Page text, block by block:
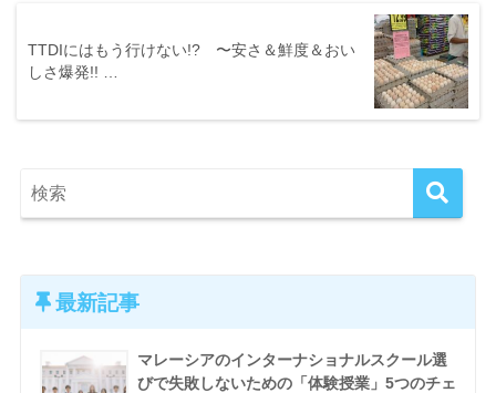
TTDIにはもう行けない!? 〜安さ＆鮮度＆おい
しさ爆発!! …
最新記事
マレーシアのインターナショナルスクール選
びで失敗しないための「体験授業」5つのチェ